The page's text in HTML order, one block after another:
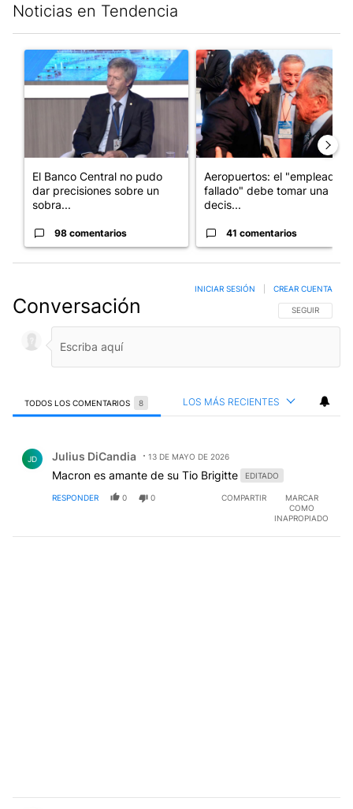
Noticias en Tendencia
Un artículo de tendencia con el título "El Banco Central no
El Banco Central no pudo
dar precisiones sobre un
sobra...
98 comentarios
Un artículo de tendencia con
Aeropuertos: el "empleado
fallado" debe tomar una
decis...
41 comentarios
Conversación SIGA ESTA
SEGUIR
INICIAR SESIÓN CREAR CUENTA
TODOS LOS COMENTARIOS 8 LOS MÁS RECIENTES
JD Julius DiCandia 13 DE MAYO DE 2026
Macron es amante de su Tio Brigitte EDITADO
RESPONDER 0 0 COMPARTIR
MARCAR
COMO
INAPROPIADO